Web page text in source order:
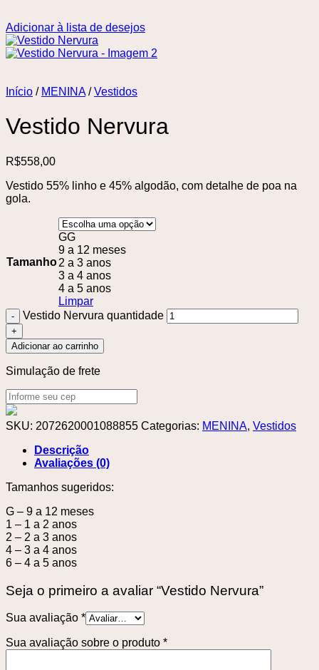
Adicionar à lista de desejos
Início / MENINA / Vestidos
Vestido Nervura
R$558,00
Vestido 55% linho e 45% algodão, com detalhe de poa na
gola.
Tamanho
GG
9 a 12 meses
2 a 3 anos
3 a 4 anos
4 a 5 anos
Limpar
Vestido Nervura quantidade
Adicionar ao carrinho
Simulação de frete
SKU: 2072620001088855 Categorias: MENINA, Vestidos
Descrição
Avaliações (0)
Tamanhos sugeridos:
G – 9 a 12 meses
1 – 1 a 2 anos
2 – 2 a 3 anos
4 – 3 a 4 anos
6 – 4 a 5 anos
Seja o primeiro a avaliar “Vestido Nervura”
Sua avaliação *
Sua avaliação sobre o produto *